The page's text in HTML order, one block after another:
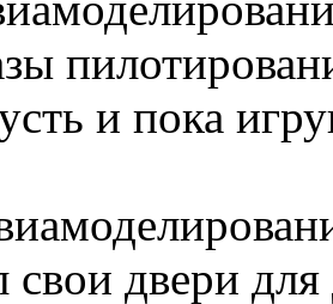
и пока
свои двери